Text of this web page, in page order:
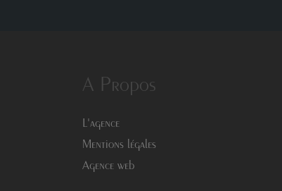
A Propos
L'agence
Mentions légales
Agence web